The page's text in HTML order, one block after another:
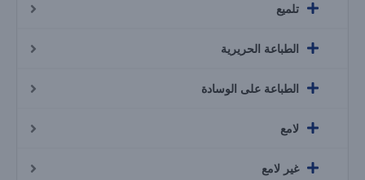
تلميع
الطباعة الحريرية
الطباعة على الوسادة
لامع
غير لامع